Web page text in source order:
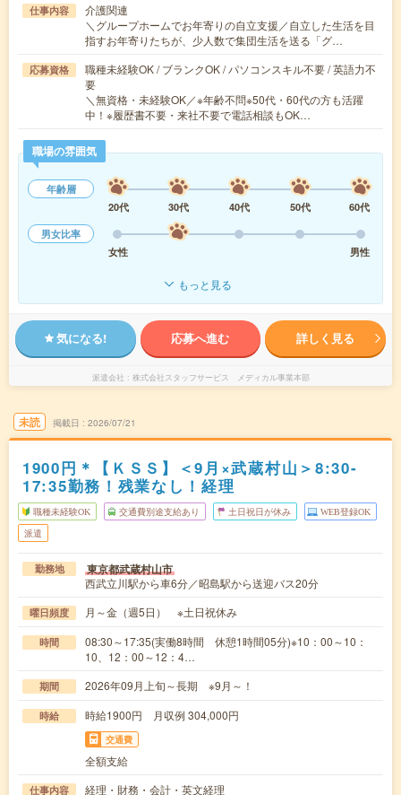
仕事内容
介護関連
＼グループホームでお年寄りの自立支援／自立した生活を目
指すお年寄りたちが、少人数で集団生活を送る「グ…
応募資格
職種未経験OK / ブランクOK / パソコンスキル不要 / 英語力不
要
＼無資格・未経験OK／※年齢不問※50代・60代の方も活躍
中！※履歴書不要・来社不要で電話相談もOK…
職場の雰囲気
年齢層
20代
30代 40代 50代
60代
男女比率
女性
男性
もっと見る
気になる! 応募へ進む 詳しく見る
派遣会社 株式会社スタッフサービス メディカル事業本部
未読 掲載日 2026/07/21
1900円＊【ＫＳＳ】＜9月×武蔵村山＞8:30-
17:35勤務！残業なし！経理
職種未経験OK 交通費別途支給あり 土日祝日が休み WEB登録OK
派遣
勤務地 東京都武蔵村山市
西武立川駅から車6分／昭島駅から送迎バス20分
曜日頻度 月～金（週5日） ※土日祝休み
時間
08:30～17:35(実働8時間 休憩1時間05分)※10：00～10：
10、12：00～12：4…
期間 2026年09月上旬～長期 ※9月～！
時給 時給1900円 月収例 304,000円
交通費
全額支給
仕事内容 経理・財務・会計・英文経理